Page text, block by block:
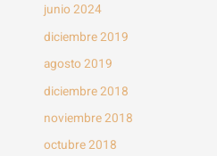
junio 2024
diciembre 2019
agosto 2019
diciembre 2018
noviembre 2018
octubre 2018